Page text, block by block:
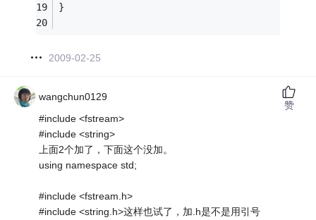
}
2009-02-25
wangchun0129
#include <fstream>
#include <string>
上面2个加了，下面这个没加。
using namespace std;
#include <fstream.h>
#include <string.h>这样也试了，加.h是不是用引号
赞